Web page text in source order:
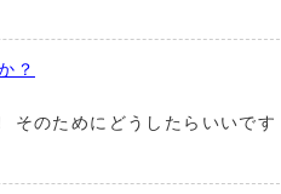
？
そのためにどうしたらいいです